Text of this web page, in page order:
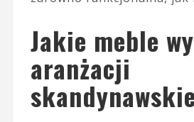
Jakie meble
aranżacji